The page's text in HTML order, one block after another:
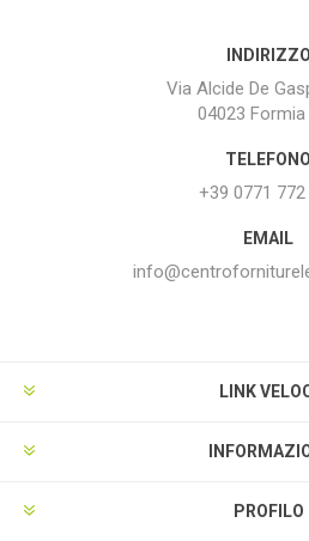
INDIRIZZO
Via Alcide De
04023 Formia
TELEFONO
+39 0771 772
EMAIL
LINK
PROFILO